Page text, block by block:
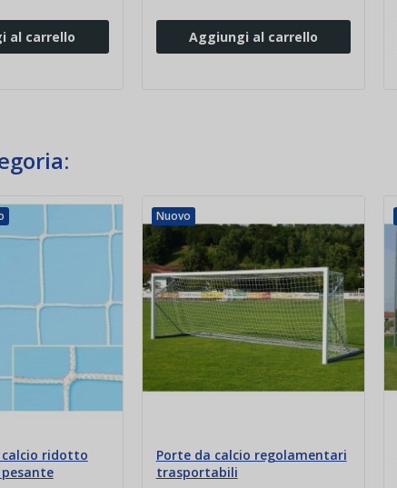
al carrello Aggiungi al carrello
ridotto
Nuovo
Porte da calcio regolamentari
trasportabili